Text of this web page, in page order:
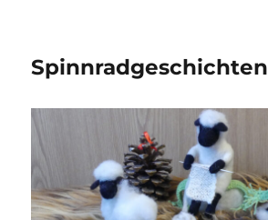
Spinnradgeschichten